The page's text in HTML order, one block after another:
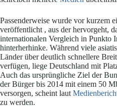
Passenderweise wurde vor kurzem
veröffentlicht , aus der hervorgeht,
internationalen Vergleich in Punkto
hinterherhinke. Während viele
Länder über deutlich schnellere
verfügen, liege Deutschland mit
Auch das ursprüngliche Ziel der
der Bürger bis 2014 mit einem 50
versorgen, scheint laut
zu werden.